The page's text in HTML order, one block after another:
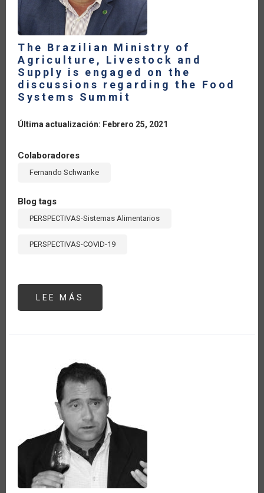
The Brazilian Ministry of
Agriculture, Livestock and
Supply is engaged on the
discussions regarding the Food
Systems Summit
Última actualización: Febrero 25, 2021
Colaboradores
Fernando Schwanke
Blog tags
PERSPECTIVAS-Sistemas Alimentarios
PERSPECTIVAS-COVID-19
LEE MÁS
BRAZILIAN
SUPPLY
IS
ENGAGED
ON
THE
DISCUSSIONS
REGARDING
THE
FOOD
SYSTEMS
SUMMIT